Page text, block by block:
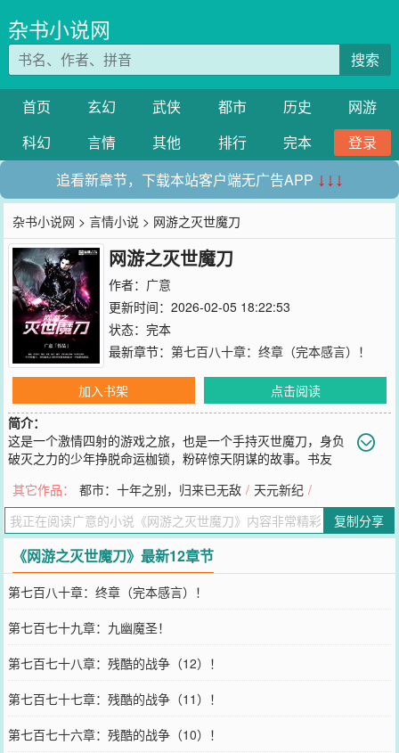
杂书小说网
搜索
首页 玄幻 武侠 都市 历史
网游
科幻
言情 其他 排行 完本
登录
追看新章节，下载本站客户端无广告APP ↓↓↓
杂书小说网 >言情小说 > 网游之灭世魔刀
网游之灭世魔刀
作者： 广意
更新时间：2026-02-05 18:22:53
状态：完本
最新章节： 第七百八十章：终章（完本感言）！
加入书架
点击阅读
简介：
这是一个激情四射的游戏之旅，也是一个手持灭世魔刀，身负
破灭之力的少年挣脱命运枷锁，粉碎惊天阴谋的故事。书友
您要是觉得《网游之灭世魔刀》还不错的话请不要忘记向您QQ群和微
博微信里的朋友推荐哦！
其它作品： 都市：十年之别，归来已无敌 / 天元新纪 /
复制分享
《网游之灭世魔刀》最新12章节
第七百八十章：终章（完本感言）！
第七百七十九章：九幽魔圣！
第七百七十八章：残酷的战争（12）！
第七百七十七章：残酷的战争（11）！
第七百七十六章：残酷的战争（10）！